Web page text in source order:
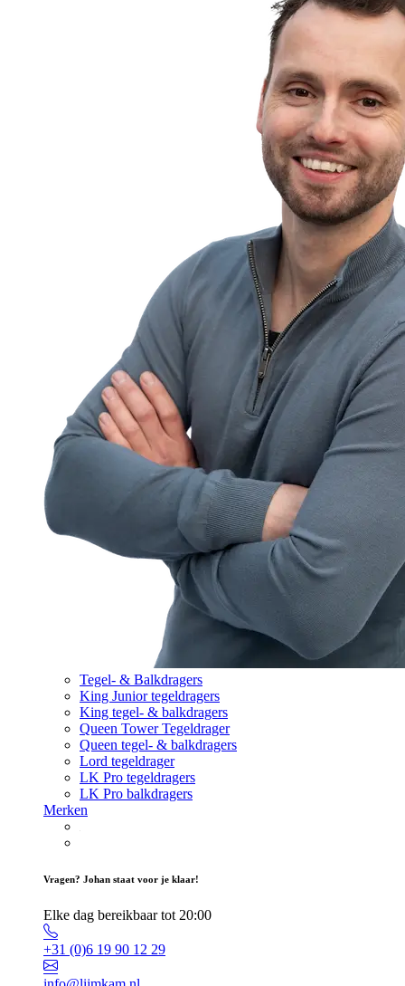
Tegel- & Balkdragers
King Junior tegeldragers
King tegel- & balkdragers
Queen Tower Tegeldrager
Queen tegel- & balkdragers
Lord tegeldrager
LK Pro tegeldragers
LK Pro balkdragers
Merken
Vragen? Johan staat voor je klaar!
Elke dag bereikbaar tot 20:00
+31 (0)6 19 90 12 29